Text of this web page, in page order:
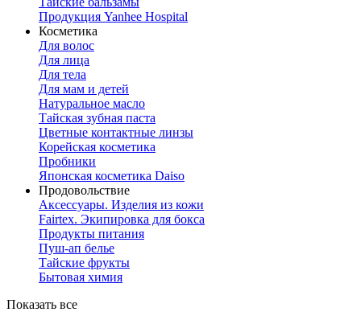
Продукция Yanhee Hospital
Косметика
Для волос
Для лица
Для тела
Для мам и детей
Натуральное масло
Тайская зубная паста
Цветные контактные линзы
Корейская косметика
Пробники
Японская косметика Daiso
Продовольствие
Аксессуары. Изделия из кожи
Fairtex. Экипировка для бокса
Продукты питания
Пуш-ап белье
Тайские фрукты
Бытовая химия
Показать все